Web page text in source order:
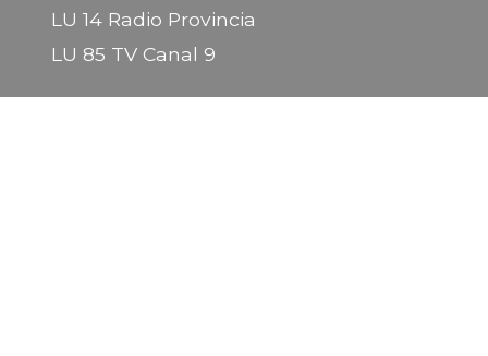
LU 14 Radio Provincia
LU 85 TV Canal 9